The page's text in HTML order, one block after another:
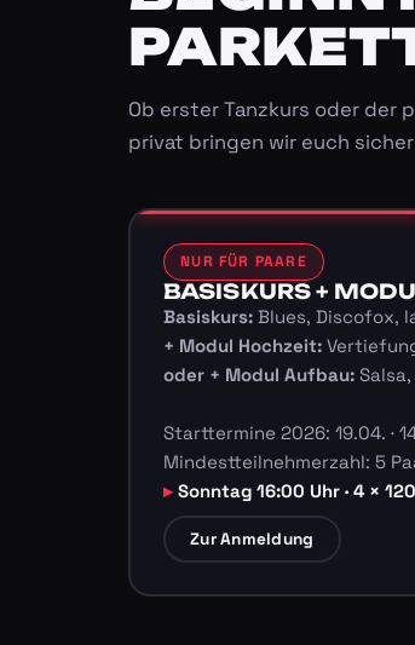
Ob erster Tanzkurs oder der
privat bringen wir euch
NUR FÜR PAARE
BASISKURS +
Basiskurs:Blues, Discofox,
+ Modul Hochzeit:
oder + Modul Aufbau:Salsa,
Starttermine 2026: 19.04. ·
Mindestteilnehmerzahl: 5
Sonntag 16:00 Uhr · 4 ×
Zur Anmeldung